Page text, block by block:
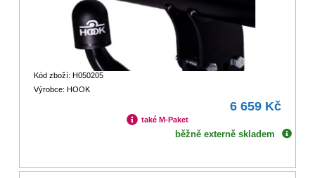
Kód zboží: H050205
Výrobce: HOOK
6 659 Kč
také M-Paket
běžně externě skladem